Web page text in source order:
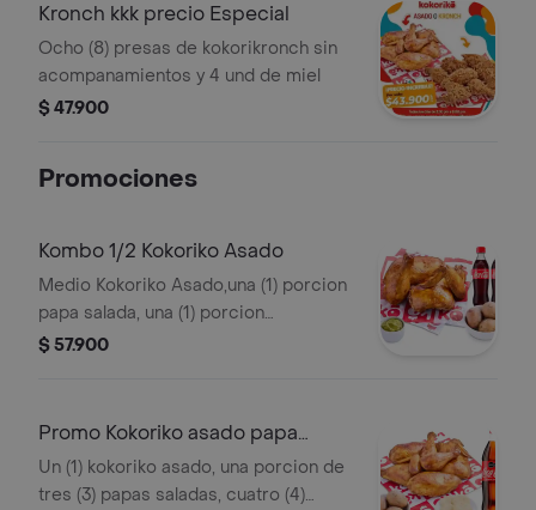
Kronch kkk precio Especial
Ocho (8) presas de kokorikronch sin
acompanamientos y 4 und de miel
$ 47.900
Promociones
Kombo 1/2 Kokoriko Asado
Medio Kokoriko Asado,una (1) porcion
papa salada, una (1) porcion
guacamole y dos (2) Coca cola 400ml
$ 57.900
Promo Kokoriko asado papa
arepa y Coca
Un (1) kokoriko asado, una porcion de
tres (3) papas saladas, cuatro (4)